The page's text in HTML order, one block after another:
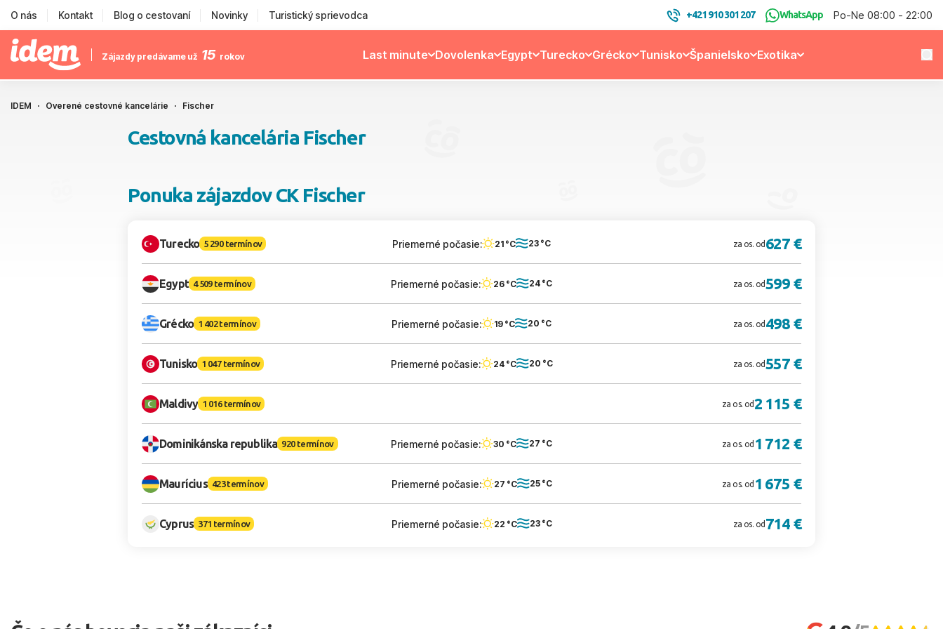
O nás Kontakt Blog o cestovaní Novinky Turistický sprievodca +421 910 301 207 WhatsApp Po-Ne 08:00 - 22:00
Zájazdy predávame už 15 rokov Last minute Dovolenka Egypt Turecko Grécko Tunisko Španielsko Exotika
IDEM Overené cestovné kancelárie Fischer
Cestovná kancelária Fischer
Ponuka zájazdov CK Fischer
Turecko 5 290 termínov Priemerné počasie: 21 °C 23 °C za os. od 627 €
Egypt 4 509 termínov Priemerné počasie: 26 °C 24 °C za os. od599 €
Grécko 1 402 termínov Priemerné počasie: 19 °C 20 °C za os. od 498 €
Tunisko 1 047 termínov Priemerné počasie: 24 °C 20 °C za os. od557 €
Maldivy 1 016 termínov za os. od2 115 €
Dominikánska republika 920 termínov Priemerné počasie: 30 °C 27 °C za os. od 1 712 €
Maurícius 423 termínov Priemerné počasie: 27 °C 25 °C za os. od 1 675 €
Cyprus 371 termínov Priemerné počasie: 22 °C 23 °C za os. od 714 €